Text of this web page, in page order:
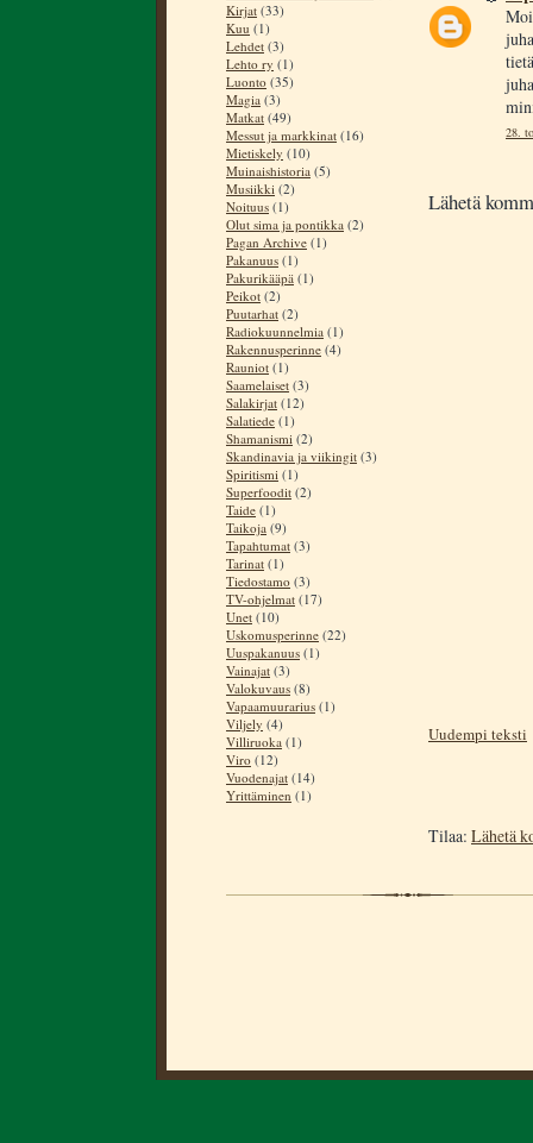
Kirjat (33)
Kuu (1)
Lehdet (3)
Lehto ry (1)
Luonto (35)
Magia (3)
Matkat (49)
Messut ja markkinat (16)
Mietiskely (10)
Muinaishistoria (5)
Musiikki (2)
Noituus (1)
Olut sima ja pontikka (2)
Pagan Archive (1)
Pakanuus (1)
Pakurikääpä (1)
Peikot (2)
Puutarhat (2)
Radiokuunnelmia (1)
Rakennusperinne (4)
Rauniot (1)
Saamelaiset (3)
Salakirjat (12)
Salatiede (1)
Shamanismi (2)
Skandinavia ja viikingit (3)
Spiritismi (1)
Superfoodit (2)
Taide (1)
Taikoja (9)
Tapahtumat (3)
Tarinat (1)
Tiedostamo (3)
TV-ohjelmat (17)
Unet (10)
Uskomusperinne (22)
Uuspakanuus (1)
Vainajat (3)
Valokuvaus (8)
Vapaamuurarius (1)
Viljely (4)
Villiruoka (1)
Viro (12)
Vuodenajat (14)
Yrittäminen (1)
28.
Lähetä
Uudempi teksti
Tilaa: Lähetä